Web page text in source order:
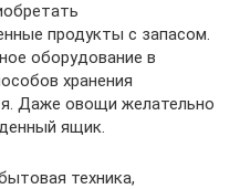
продукты с запасом.
оборудование в
хранения
Даже овощи желательно
ящик.
техника,